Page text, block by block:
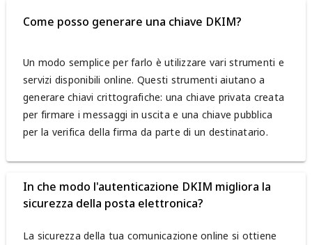
Come posso generare una chiave DKIM?
Un modo semplice per farlo è utilizzare vari strumenti e
servizi disponibili online. Questi strumenti aiutano a
generare chiavi crittografiche: una chiave privata creata
per firmare i messaggi in uscita e una chiave pubblica
per la verifica della firma da parte di un destinatario.
In che modo l'autenticazione DKIM migliora la
sicurezza della posta elettronica?
La sicurezza della tua comunicazione online si ottiene